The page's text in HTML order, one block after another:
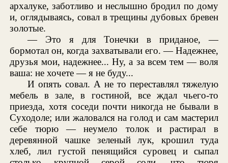
архалуке, заботливо и неслышно бродил по дому
и, оглядываясь, совал в трещины дубовых бревен
золотые.
— Это я для Тонечки в приданое, —
бормотал он, когда захватывали его. — Надежнее,
друзья мои, надежнее... Ну, а за всем тем — воля
ваша: не хочете — я не буду...
И опять совал. А не то переставлял тяжелую
мебель в зале, в гостиной, все ждал чьего-то
приезда, хотя соседи почти никогда не бывали в
Суходоле; или жаловался на голод и сам мастерил
себе тюрю — неумело толок и растирал в
деревянной чашке зеленый лук, крошил туда
хлеб, лил густой пенящийся суровец и сыпал